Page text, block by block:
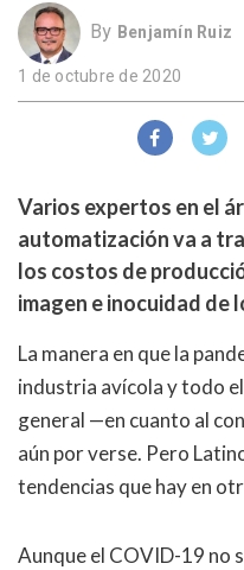
By Benjamín Ruiz
1 de octubre de 2020
Varios expertos en el
automatización va a
los costos de
imagen e inocuidad de
La manera en que la
industria avícola y todo
general —en cuanto al
aún por verse. Pero
tendencias que hay en
Aunque el COVID-19 no